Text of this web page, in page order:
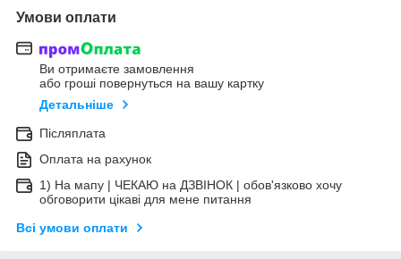
Умови оплати
Ви отримаєте замовлення
або гроші повернуться на вашу картку
Детальніше
Післяплата
Оплата на рахунок
1) На мапу | ЧЕКАЮ на ДЗВІНОК | обов'язково хочу
обговорити цікаві для мене питання
Всі умови оплати